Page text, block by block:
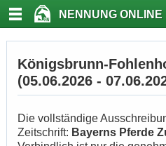
NENNUNG ONLINE
Königsbrunn-
(05.06.2026 -
Die vollständige
Zeitschrift: Bayerns Pferde